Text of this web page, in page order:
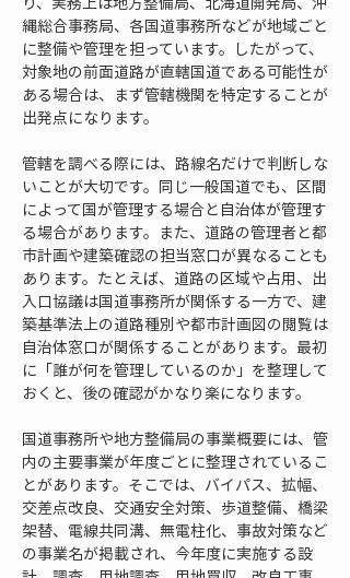
縄総合事務局、各国道事務所などが地域ごと
に整備や管理を担っています。したがって、
対象地の前面道路が直轄国道である可能性が
ある場合は、まず管轄機関を特定することが
出発点になります。
管轄を調べる際には、路線名だけで判断しな
いことが大切です。同じ一般国道でも、区間
によって国が管理する場合と自治体が管理す
る場合があります。また、道路の管理者と都
市計画や建築確認の担当窓口が異なることも
あります。たとえば、道路の区域や占用、出
入口協議は国道事務所が関係する一方で、建
築基準法上の道路種別や都市計画図の閲覧は
自治体窓口が関係することがあります。最初
に「誰が何を管理しているのか」を整理して
おくと、後の確認がかなり楽になります。
国道事務所や地方整備局の事業概要には、管
内の主要事業が年度ごとに整理されているこ
とがあります。そこでは、バイパス、拡幅、
交差点改良、交通安全対策、歩道整備、橋梁
架替、電線共同溝、無電柱化、事故対策など
の事業名が掲載され、今年度に実施する設